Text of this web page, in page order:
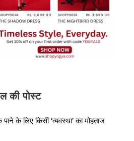
की पोस्ट
के लिए किसी ‘व्यवस्था’ का मोहताज